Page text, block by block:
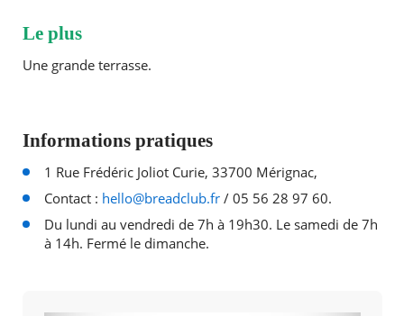
Le plus
Une grande terrasse.
Informations pratiques
1 Rue Frédéric Joliot Curie, 33700 Mérignac,
Contact : hello@breadclub.fr/ 05 56 28 97 60.
Du lundi au vendredi de 7h à 19h30. Le samedi de 7h
à 14h. Fermé le dimanche.